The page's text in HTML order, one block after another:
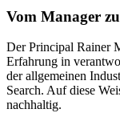
Vom Manager
Der Principal Rainer
Erfahrung in
der allgemeinen
Search. Auf diese
nachhaltig.